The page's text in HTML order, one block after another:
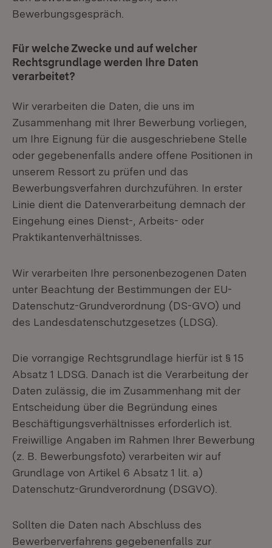
Bewerbungsgespräch.
Für welche Zwecke und auf welcher
Rechtsgrundlage werden Ihre Daten
verarbeitet?
Wir verarbeiten die Daten, die uns im
Zusammenhang mit Ihrer Bewerbung vorliegen,
um Ihre Eignung für die ausgeschriebene Stelle
oder gegebenenfalls andere offene Positionen in
unserem Ressort zu prüfen und das
Bewerbungsverfahren durchzuführen. In erster
Linie dient die Datenverarbeitung demnach der
Eingehung eines Dienst-, Arbeits- oder
Praktikantenverhältnisses.
Wir verarbeiten Ihre personenbezogenen Daten
unter Beachtung der Bestimmungen der EU-
Datenschutz-Grundverordnung (DS-GVO) und
des Landesdatenschutzgesetzes (LDSG).
Die vorrangige Rechtsgrundlage hierfür ist § 15
Absatz 1 LDSG. Danach ist die Verarbeitung der
Daten zulässig, die im Zusammenhang mit der
Entscheidung über die Begründung eines
Beschäftigungsverhältnisses erforderlich ist.
Freiwillige Angaben im Rahmen Ihrer Bewerbung
(z. B. Bewerbungsfoto) verarbeiten wir auf
Grundlage von Artikel 6 Absatz 1 lit. a)
Datenschutz-Grundverordnung (DSGVO).
Sollten die Daten nach Abschluss des
Bewerberverfahrens gegebenenfalls zur